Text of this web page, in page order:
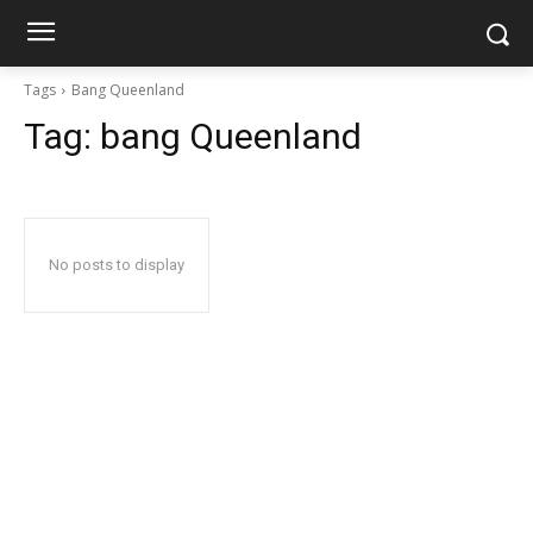
Tags Bang Queenland
Tag: bang Queenland
No posts to display